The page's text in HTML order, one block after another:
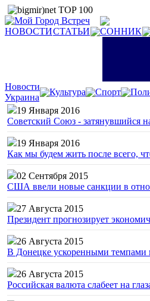
НОВОСТИСТАТЬИ СОННИК
Новости
Украина
Культура Спорт
19 Января 2016
Советский Союз - затянувшийся
19 Января 2016
Как мы будем жить после всего,
02 Сентября 2015
США ввели новые санкции в
27 Августа 2015
Президент прогнозирует
26 Августа 2015
В Донецке ускоренными темпами
26 Августа 2015
Российская валюта слабеет на